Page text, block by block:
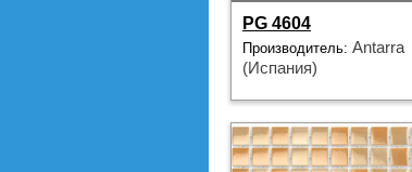
PG 4604
Производитель: Antarra
(Испания)